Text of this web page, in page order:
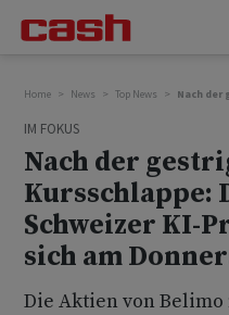
Home News Top News Nach der
IM FOKUS
Nach der
Kursschlappe:
Schweizer KI-
sich am
Die Aktien von